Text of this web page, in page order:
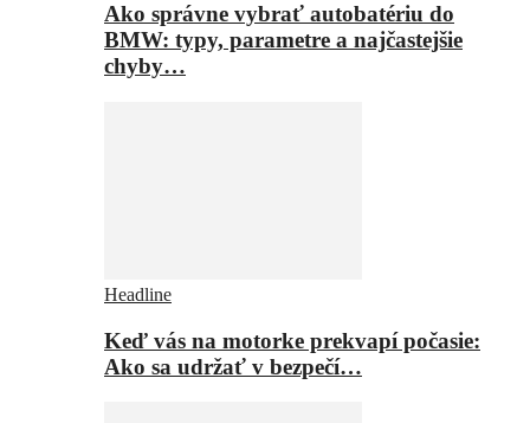
Ako správne vybrať autobatériu do
BMW: typy, parametre a najčastejšie
chyby…
Headline
Keď vás na motorke prekvapí počasie:
Ako sa udržať v bezpečí…